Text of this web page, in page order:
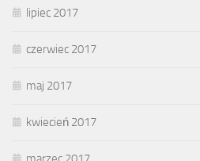
lipiec 2017
czerwiec 2017
maj 2017
kwiecień 2017